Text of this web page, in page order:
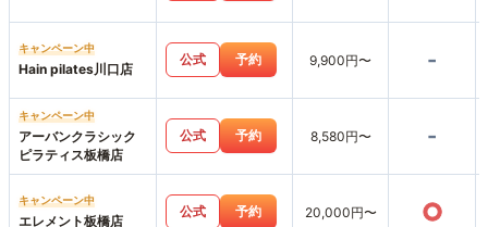
キャンペーン中
Hain pilates川口店
公式 予約 9,900円〜 -
キャンペーン中
アーバンクラシック
ピラティス板橋店
公式 予約 8,580円〜 -
キャンペーン中
エレメント板橋店
公式 予約 20,000円〜 ○